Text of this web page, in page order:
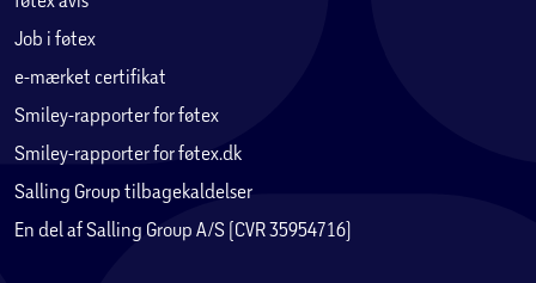
Job i føtex
e-mærket certifikat
Smiley-rapporter for føtex
Smiley-rapporter for føtex.dk
Salling Group tilbagekaldelser
En del af Salling Group A/S (CVR 35954716)